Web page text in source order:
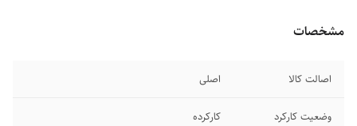
مشخصات
اصالت کالا اصلی
وضعیت کارکرد کارکرده